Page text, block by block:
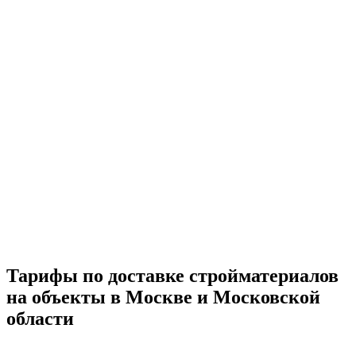
Тарифы по доставке стройматериалов
на объекты в Москве и Московской
области